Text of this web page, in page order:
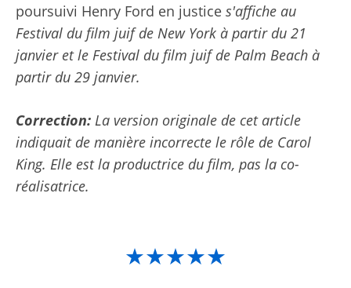
poursuivi Henry Ford en justice s'affiche au
Festival du film juif de New York à partir du 21
janvier et le Festival du film juif de Palm Beach à
partir du 29 janvier.
Correction: La version originale de cet article
indiquait de manière incorrecte le rôle de Carol
King. Elle est la productrice du film, pas la co-
réalisatrice.
★★★★★